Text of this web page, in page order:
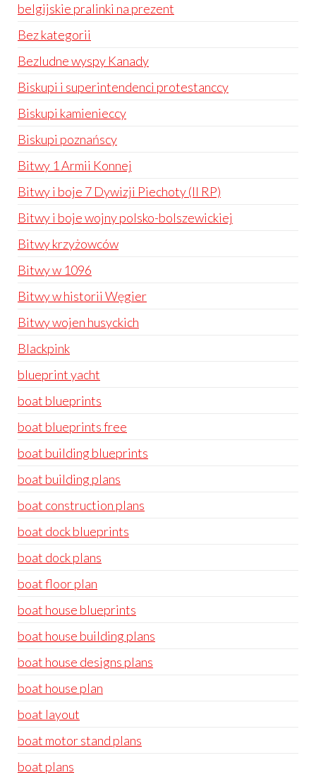
belgijskie pralinki na prezent
Bez kategorii
Bezludne wyspy Kanady
Biskupi i superintendenci protestanccy
Biskupi kamienieccy
Biskupi poznańscy
Bitwy 1 Armii Konnej
Bitwy i boje 7 Dywizji Piechoty (II RP)
Bitwy i boje wojny polsko-bolszewickiej
Bitwy krzyżowców
Bitwy w 1096
Bitwy w historii Węgier
Bitwy wojen husyckich
Blackpink
blueprint yacht
boat blueprints
boat blueprints free
boat building blueprints
boat building plans
boat construction plans
boat dock blueprints
boat dock plans
boat floor plan
boat house blueprints
boat house building plans
boat house designs plans
boat house plan
boat layout
boat motor stand plans
boat plans